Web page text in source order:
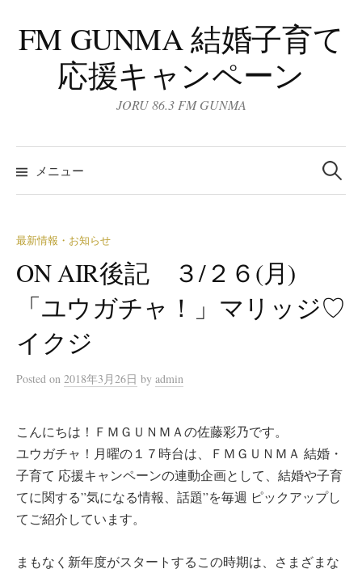
ン
テ
FM GUNMA 結婚子育て
応援キャンペーン
JORU 86.3 FM GUNMA
メニュー
検
索:
最新情報・お知らせ
ON AIR後記 ３/２６(月)
「ユウガチャ！」マリッジ♡
イクジ
Posted on 2018年3月26日 by admin
こんにちは！ＦＭＧＵＮＭＡの佐藤彩乃です。
ユウガチャ！月曜の１７時台は、ＦＭＧＵＮＭＡ 結婚・
子育て 応援キャンペーンの連動企画として、結婚や子育
てに関する”気になる情報、話題”を毎週 ピックアップし
てご紹介しています。
まもなく新年度がスタートするこの時期は、さまざまな